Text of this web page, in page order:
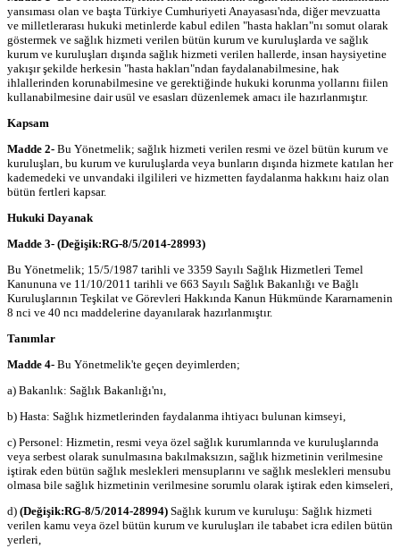
yansıması olan ve başta Türkiye Cumhuriyeti Anayasası'nda, diğer mevzuatta
ve milletlerarası hukuki metinlerde kabul edilen "hasta hakları"nı somut olarak
göstermek ve sağlık hizmeti verilen bütün kurum ve kuruluşlarda ve sağlık
kurum ve kuruluşları dışında sağlık hizmeti verilen hallerde, insan haysiyetine
yakışır şekilde herkesin "hasta hakları"ndan faydalanabilmesine, hak
ihlallerinden korunabilmesine ve gerektiğinde hukuki korunma yollarını fiilen
kullanabilmesine dair usül ve esasları düzenlemek amacı ile hazırlanmıştır.
Kapsam
Madde 2- Bu Yönetmelik; sağlık hizmeti verilen resmi ve özel bütün kurum ve
kuruluşları, bu kurum ve kuruluşlarda veya bunların dışında hizmete katılan her
kademedeki ve unvandaki ilgilileri ve hizmetten faydalanma hakkını haiz olan
bütün fertleri kapsar.
Hukuki Dayanak
Madde 3- (Değişik:RG-8/5/2014-28993)
Bu Yönetmelik; 15/5/1987 tarihli ve 3359 Sayılı Sağlık Hizmetleri Temel
Kanununa ve 11/10/2011 tarihli ve 663 Sayılı Sağlık Bakanlığı ve Bağlı
Kuruluşlarının Teşkilat ve Görevleri Hakkında Kanun Hükmünde Kararnamenin
8 nci ve 40 ncı maddelerine dayanılarak hazırlanmıştır.
Tanımlar
Madde 4- Bu Yönetmelik'te geçen deyimlerden;
a) Bakanlık: Sağlık Bakanlığı'nı,
b) Hasta: Sağlık hizmetlerinden faydalanma ihtiyacı bulunan kimseyi,
c) Personel: Hizmetin, resmi veya özel sağlık kurumlarında ve kuruluşlarında
veya serbest olarak sunulmasına bakılmaksızın, sağlık hizmetinin verilmesine
iştirak eden bütün sağlık meslekleri mensuplarını ve sağlık meslekleri mensubu
olmasa bile sağlık hizmetinin verilmesine sorumlu olarak iştirak eden kimseleri,
d) (Değişik:RG-8/5/2014-28994) Sağlık kurum ve kuruluşu: Sağlık hizmeti
verilen kamu veya özel bütün kurum ve kuruluşları ile tababet icra edilen bütün
yerleri,